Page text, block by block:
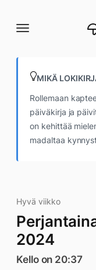
suoraan
MIKÄ
Rollemaan
päiväkirja ja
on kehittää
madaltaa
Hyvä viikko
2024
Kello on 20:37